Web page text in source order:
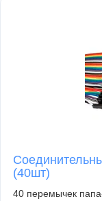
(40шт)
40 перемычек